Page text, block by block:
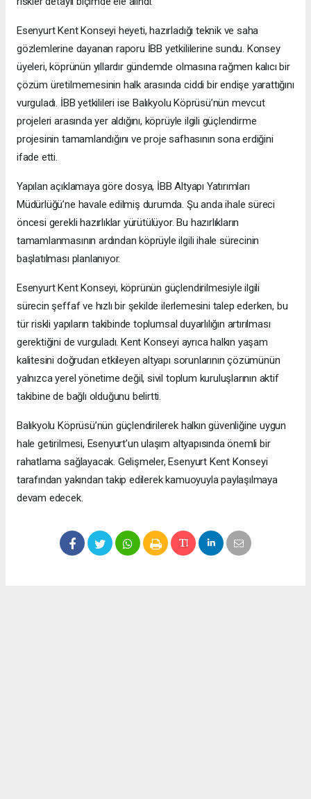
Esenyurt Kent Konseyi heyeti, hazırladığı teknik ve saha
gözlemlerine dayanan raporu İBB yetkililerine sundu. Konsey
üyeleri, köprünün yıllardır gündemde olmasına rağmen kalıcı bir
çözüm üretilmemesinin halk arasında ciddi bir endişe yarattığını
vurguladı. İBB yetkilileri ise Balıkyolu Köprüsü’nün mevcut
projeleri arasında yer aldığını, köprüyle ilgili güçlendirme
projesinin tamamlandığını ve proje safhasının sona erdiğini
ifade etti.
Yapılan açıklamaya göre dosya, İBB Altyapı Yatırımları
Müdürlüğü’ne havale edilmiş durumda. Şu anda ihale süreci
öncesi gerekli hazırlıklar yürütülüyor. Bu hazırlıkların
tamamlanmasının ardından köprüyle ilgili ihale sürecinin
başlatılması planlanıyor.
Esenyurt Kent Konseyi, köprünün güçlendirilmesiyle ilgili
sürecin şeffaf ve hızlı bir şekilde ilerlemesini talep ederken, bu
tür riskli yapıların takibinde toplumsal duyarlılığın artırılması
gerektiğini de vurguladı. Kent Konseyi ayrıca halkın yaşam
kalitesini doğrudan etkileyen altyapı sorunlarının çözümünün
yalnızca yerel yönetime değil, sivil toplum kuruluşlarının aktif
takibine de bağlı olduğunu belirtti.
Balıkyolu Köprüsü’nün güçlendirilerek halkın güvenliğine uygun
hale getirilmesi, Esenyurt’un ulaşım altyapısında önemli bir
rahatlama sağlayacak. Gelişmeler, Esenyurt Kent Konseyi
tarafından yakından takip edilerek kamuoyuyla paylaşılmaya
devam edecek.